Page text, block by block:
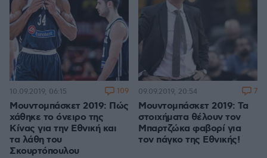
Μουντομπάσκετ 2019: Πώς
χάθηκε το όνειρο της
Κίνας για την Εθνική και
τα λάθη του
Σκουρτόπουλου
10.09.2019, 06:15 109
Μουντομπάσκετ 2019: Τα
στοιχήματα θέλουν τον
Μπαρτζώκα φαβορί για
τον πάγκο της Εθνικής!
09.09.2019, 20:54 7